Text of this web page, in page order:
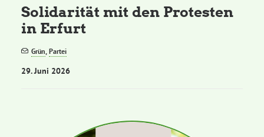
Solidarität mit den Protesten
in Erfurt
Grün,Partei
29. Juni 2026